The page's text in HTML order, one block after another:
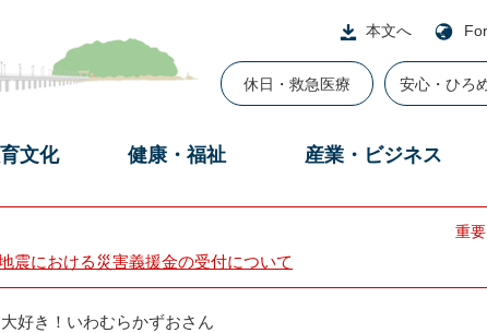
本文へ
休日・救急医療 安心・ひろ
文化 健康・福祉 産業・ビジネス
震における災害義援金の受付について
重
好き！いわむらかずおさん